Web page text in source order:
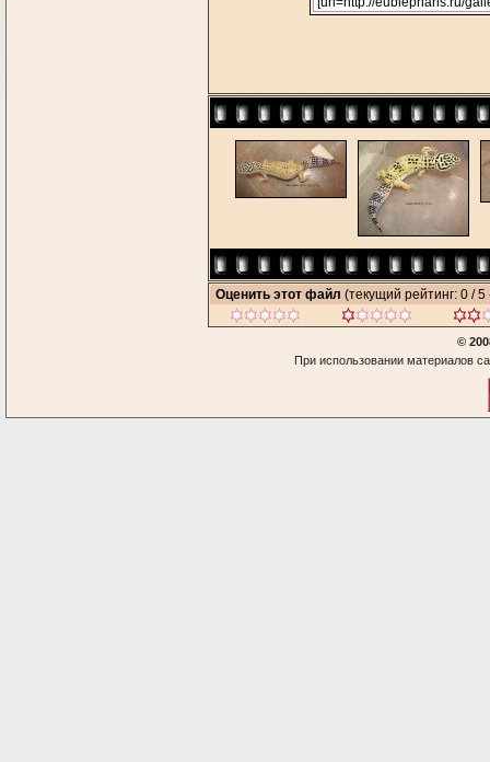
Оценить этот файл (текущий рейтинг: 0 / 5
©
При использовании материалов